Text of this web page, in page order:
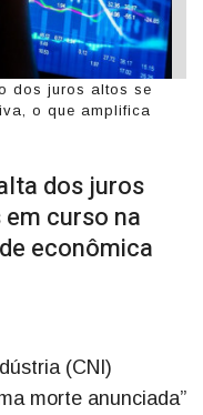
dos juros altos se
o que amplifica
dos juros
curso na
econômica
(CNI)
morte anunciada”